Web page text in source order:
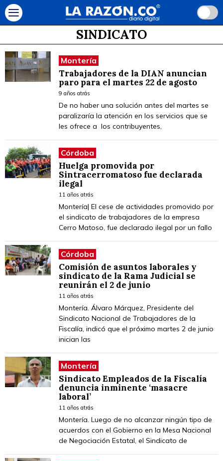
SINDICATO
Montería
Trabajadores de la DIAN anuncian
paro para el martes 22 de agosto
9 años atrás
De no haber una solución antes del martes se
paralizaría la atención en los servicios que se
les ofrece a los contribuyentes,
Córdoba
Huelga promovida por
Sintracerromatoso fue declarada
ilegal
11 años atrás
Montería| El cese de actividades promovido por
el sindicato de trabajadores de la empresa
Cerro Matoso, fue declarado ilegal por un fallo
Córdoba
Comisión de asuntos laborales y
sindicato de la Rama Judicial se
reunirán el 2 de junio
11 años atrás
Montería. Álvaro Márquez, Presidente del
Sindicato Nacional de Trabajadores de la
Fiscalía, indicó que el próximo martes 2 de junio
inician las
Montería
Sindicato Empleados de la Fiscalía
denuncia inminente ‘masacre
laboral’
11 años atrás
Montería. Luego de no alcanzar ningún tipo de
acuerdos con el Gobierno en la Mesa Nacional
de Negociación Estatal, el Sindicato de